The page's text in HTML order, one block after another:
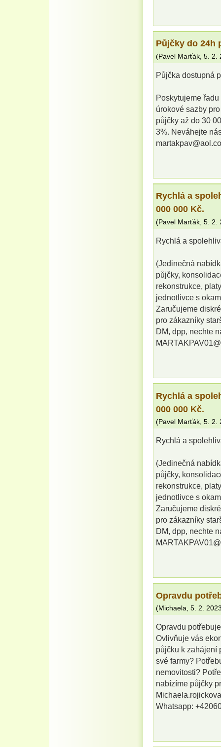
Půjčky do 24h
(Pavel Marťák 5. 2.
Půjčka dostupná
Poskytujeme
úrokové sazby
půjčky až do 30
3%. Neváhejte
Rychlá a
000 000 Kč.
(Pavel Marťák 5. 2.
Rychlá a
(Jedinečná
půjčky,
rekonstrukce,
jednotlivce s
Zaručujeme
pro zákazníky
DM, dpp, nechte
Rychlá a
000 000 Kč.
(Pavel Marťák 5. 2.
Rychlá a
(Jedinečná
půjčky,
rekonstrukce,
jednotlivce s
Zaručujeme
pro zákazníky
DM, dpp, nechte
Opravdu
(Michaela, 5. 2.
Opravdu
Ovlivňuje vás
půjčku k zahájení
své farmy?
nemovitosti?
nabízíme půjčky
Whatsapp: